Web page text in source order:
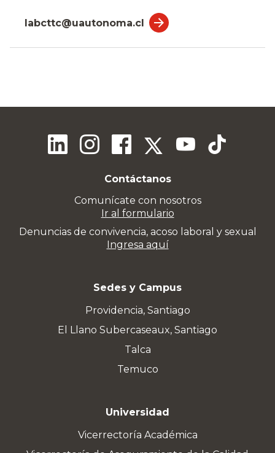
labcttc@uautonoma.cl
Contáctanos
Comunícate con nosotros
Ir al formulario
Denuncias de convivencia, acoso laboral y sexual
Ingresa aquí
Sedes y Campus
Providencia, Santiago
El Llano Subercaseaux, Santiago
Talca
Temuco
Universidad
Vicerrectoría Académica